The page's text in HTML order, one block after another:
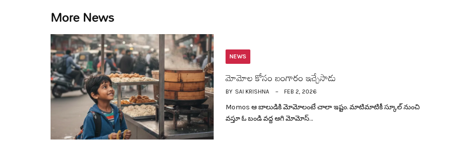
More News
NEWS
మోమోల కోసం బంగారం ఇచ్చేసాడు
BY SAI KRISHNA FEB 2, 2026
Momos ఆ బాలుడికి మోమోలంటే చాలా ఇష్టం. మాటిమాటికీ స్కూల్ నుంచి
వ‌స్తూ ఓ బండి వ‌ద్ద ఆగి మోమోస్…